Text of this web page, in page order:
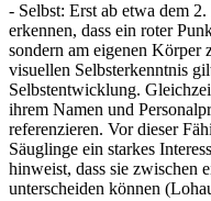
- Selbst: Erst ab etwa dem
erkennen, dass ein roter
sondern am eigenen Körper
visuellen Selbsterkenntnis
Selbstentwicklung.
ihrem Namen und
referenzieren. Vor dieser
Säuglinge ein starkes
hinweist, dass sie zwischen
unterscheiden können